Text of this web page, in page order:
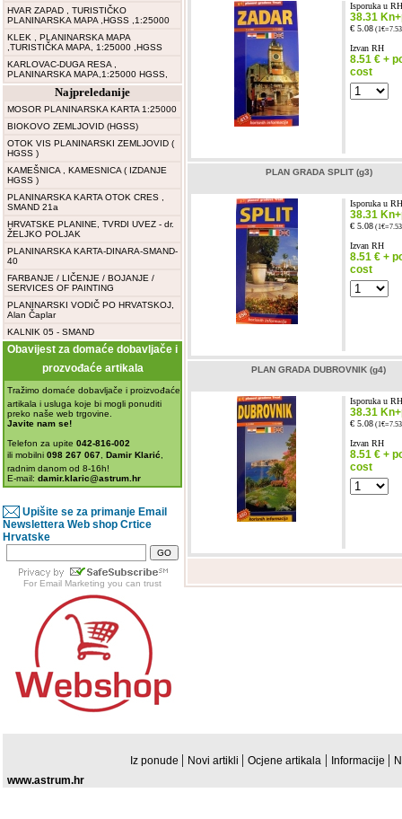
HVAR ZAPAD , TURISTIČKO
PLANINARSKA MAPA ,HGSS ,1:25000
KLEK , PLANINARSKA MAPA
,TURISTIČKA MAPA, 1:25000 ,HGSS
KARLOVAC-DUGA RESA ,
PLANINARSKA MAPA,1:25000 HGSS,
Najpreledanije
MOSOR PLANINARSKA KARTA 1:25000
BIOKOVO ZEMLJOVID (HGSS)
OTOK VIS PLANINARSKI ZEMLJOVID (
HGSS )
KAMEŠNICA , KAMESNICA ( IZDANJE
HGSS )
PLANINARSKA KARTA OTOK CRES ,
SMAND 21a
HRVATSKE PLANINE, TVRDI UVEZ - dr.
ŽELJKO POLJAK
PLANINARSKA KARTA-DINARA-SMAND-
40
FARBANJE / LIČENJE / BOJANJE /
SERVICES OF PAINTING
PLANINARSKI VODIČ PO HRVATSKOJ,
Alan Čaplar
KALNIK 05 - SMAND
Obavijest za domaće dobavljače i
prozvođaće artikala
Tražimo domaće dobavljače i proizvođaće
artikala i usluga koje bi mogli ponuditi
preko naše web trgovine.
Javite nam se!
Telefon za upite 042-816-002
ili mobilni 098 267 067 Damir Klarić
radnim danom od 8-16h!
E-mail: damir.klaric@astrum.hr
Upišite se za primanje Email
Newslettera Web shop Crtice
Hrvatske
For Email Marketing you can trust
Isporuka u RH
38.31
€ 5.08
Izvan RH
8.51 € +
cost
PLAN GRADA SPLIT (g3)
Isporuka u RH
38.31
€ 5.08
Izvan RH
8.51 € +
cost
PLAN GRADA DUBROVNIK (g4)
Isporuka u RH
38.31
€ 5.08
Izvan RH
8.51 € +
cost
Iz ponude | Novi artikli | Ocjene artikala | Informacije |
www.astrum.hr